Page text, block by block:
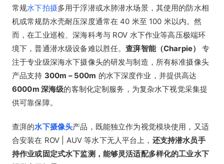
常规水下拍摄多用于浮潜或水肺潜水场景，其使用的防水相
机或常规防水壳耐压深度通常在 40 米至 100 米以内。然
而，在工业巡检、深海科考与 ROV 水下作业等高压极端环
境下，普通潜水级设备难以胜任。查湃智能（Charpie）
专
注于专业级深海水下摄像头的研发与制造，所有标准摄像头
产品支持 300m – 500m 的水下深度作业，并提供高达
6000m 深海级的客制化定制服务，为复杂水下视觉采集提
供可靠保障。
查湃的水下摄像头产品，既能独立作为视觉模块使用，又适
合安装在 ROV | AUV 等水下无人平台上， 还支持潜水员手
持作业或固定式水下监测，能够灵活适配多样化的工业水下